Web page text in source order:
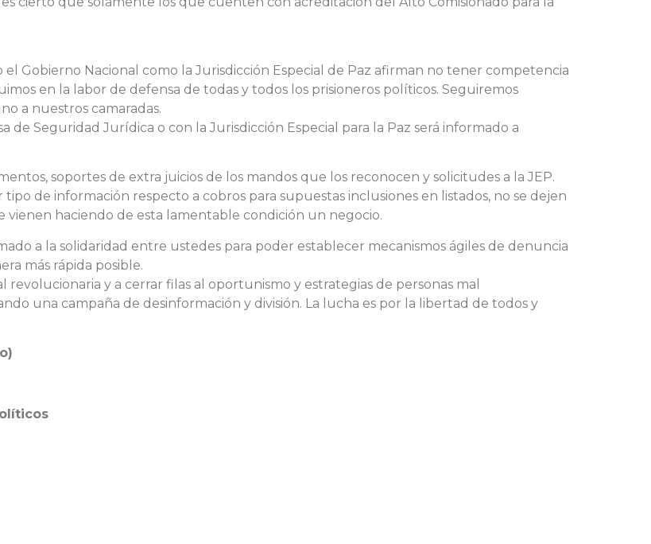
Gobierno Nacional como la Jurisdicción Especial de Paz afirman no tener competencia
en la labor de defensa de todas y todos los prisioneros políticos. Seguiremos
a nuestros camaradas.
de Seguridad Jurídica o con la Jurisdicción Especial para la Paz será informado a
soportes de extra juicios de los mandos que los reconocen y solicitudes a la JEP.
de información respecto a cobros para supuestas inclusiones en listados, no se dejen
haciendo de esta lamentable condición un negocio.
a la solidaridad entre ustedes para poder establecer mecanismos ágiles de denuncia
más rápida posible.
y a cerrar filas al oportunismo y estrategias de personas mal
una campaña de desinformación y división. La lucha es por la libertad de todos y